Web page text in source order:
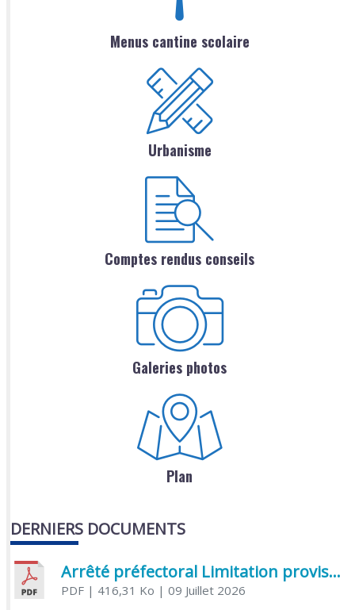
Menus cantine scolaire
Urbanisme
Comptes rendus conseils
Galeries photos
Plan
DERNIERS DOCUMENTS
Arrêté préfectoral Limitation provisoire des usages de l’eau
PDF| 416,31 Ko | 09 Juillet 2026